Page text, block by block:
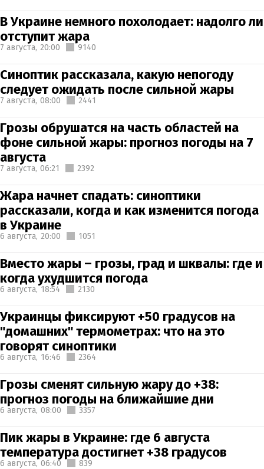
В Украине немного похолодает: надолго ли
отступит жара
7 августа, 20:00 9140
Синоптик рассказала, какую непогоду
следует ожидать после сильной жары
7 августа, 08:00 2441
Грозы обрушатся на часть областей на
фоне сильной жары: прогноз погоды на 7
августа
7 августа, 06:21 2392
Жара начнет спадать: синоптики
рассказали, когда и как изменится погода
в Украине
6 августа, 20:00 1051
Вместо жары – грозы, град и шквалы: где и
когда ухудшится погода
6 августа, 18:54 2130
Украинцы фиксируют +50 градусов на
"домашних" термометрах: что на это
говорят синоптики
6 августа, 16:46 2364
Грозы сменят сильную жару до +38:
прогноз погоды на ближайшие дни
6 августа, 08:00 3357
Пик жары в Украине: где 6 августа
температура достигнет +38 градусов
6 августа, 06:40 839